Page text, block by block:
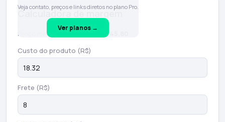
Veja contato, preços e links diretos no plano Pro.
Ver planos →
Calculadora de margem
Preço médio de mercado:
R$ 45,80
Custo do produto (R$)
Frete (R$)